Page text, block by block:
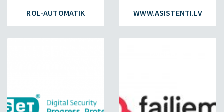
ROL-AUTOMATIK WWW.ASISTENTI.LV